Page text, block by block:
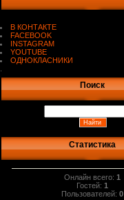
В КОНТАКТЕ
FACEBOOK
INSTAGRAM
YOUTUBE
ОДНОКЛАСНИКИ
Поиск
Статистика
Онлайн всего:1
Гостей:1
Пользователей:0